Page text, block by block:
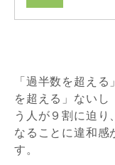
「過半数を超え
を超える」ないし
う人が９割に迫り
なることに違和感
す。